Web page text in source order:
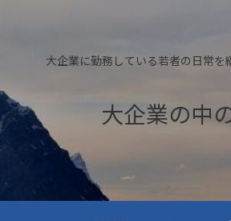
大企業に勤務している若者の日常を
大企業の中